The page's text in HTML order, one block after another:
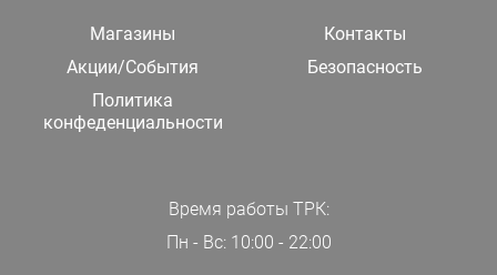
Магазины
Контакты
Акции/События
Безопасность
Политика
конфеденциальности
Время работы ТРК:
Пн - Вс: 10:00 - 22:00